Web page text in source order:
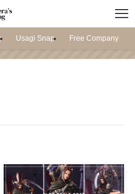
Usagi Snap Free Company